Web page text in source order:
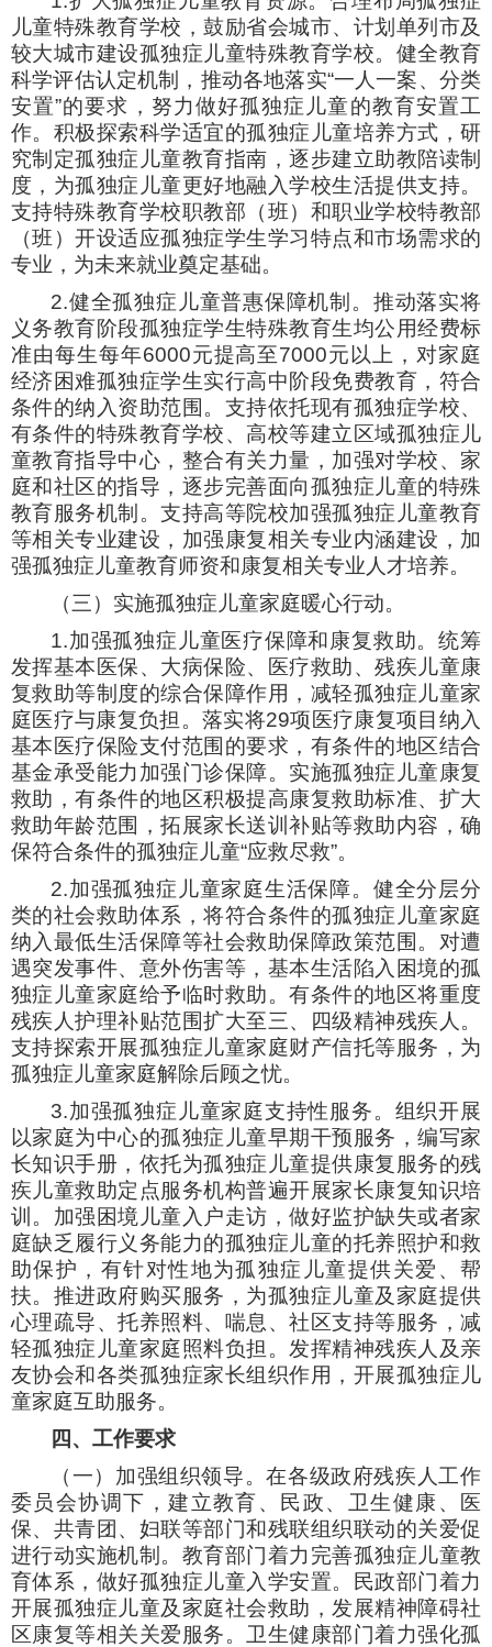
儿童特殊教育学校，鼓励省会城市、计划单列市及
较大城市建设孤独症儿童特殊教育学校。健全教育
科学评估认定机制，推动各地落实“一人一案、分类
安置”的要求，努力做好孤独症儿童的教育安置工
作。积极探索科学适宜的孤独症儿童培养方式，研
究制定孤独症儿童教育指南，逐步建立助教陪读制
度，为孤独症儿童更好地融入学校生活提供支持。
支持特殊教育学校职教部（班）和职业学校特教部
（班）开设适应孤独症学生学习特点和市场需求的
专业，为未来就业奠定基础。
2.健全孤独症儿童普惠保障机制。推动落实将
义务教育阶段孤独症学生特殊教育生均公用经费标
准由每生每年6000元提高至7000元以上，对家庭
经济困难孤独症学生实行高中阶段免费教育，符合
条件的纳入资助范围。支持依托现有孤独症学校、
有条件的特殊教育学校、高校等建立区域孤独症儿
童教育指导中心，整合有关力量，加强对学校、家
庭和社区的指导，逐步完善面向孤独症儿童的特殊
教育服务机制。支持高等院校加强孤独症儿童教育
等相关专业建设，加强康复相关专业内涵建设，加
强孤独症儿童教育师资和康复相关专业人才培养。
（三）实施孤独症儿童家庭暖心行动。
1.加强孤独症儿童医疗保障和康复救助。统筹
发挥基本医保、大病保险、医疗救助、残疾儿童康
复救助等制度的综合保障作用，减轻孤独症儿童家
庭医疗与康复负担。落实将29项医疗康复项目纳入
基本医疗保险支付范围的要求，有条件的地区结合
基金承受能力加强门诊保障。实施孤独症儿童康复
救助，有条件的地区积极提高康复救助标准、扩大
救助年龄范围，拓展家长送训补贴等救助内容，确
保符合条件的孤独症儿童“应救尽救”。
2.加强孤独症儿童家庭生活保障。健全分层分
类的社会救助体系，将符合条件的孤独症儿童家庭
纳入最低生活保障等社会救助保障政策范围。对遭
遇突发事件、意外伤害等，基本生活陷入困境的孤
独症儿童家庭给予临时救助。有条件的地区将重度
残疾人护理补贴范围扩大至三、四级精神残疾人。
支持探索开展孤独症儿童家庭财产信托等服务，为
孤独症儿童家庭解除后顾之忧。
3.加强孤独症儿童家庭支持性服务。组织开展
以家庭为中心的孤独症儿童早期干预服务，编写家
长知识手册，依托为孤独症儿童提供康复服务的残
疾儿童救助定点服务机构普遍开展家长康复知识培
训。加强困境儿童入户走访，做好监护缺失或者家
庭缺乏履行义务能力的孤独症儿童的托养照护和救
助保护，有针对性地为孤独症儿童提供关爱、帮
扶。推进政府购买服务，为孤独症儿童及家庭提供
心理疏导、托养照料、喘息、社区支持等服务，减
轻孤独症儿童家庭照料负担。发挥精神残疾人及亲
友协会和各类孤独症家长组织作用，开展孤独症儿
童家庭互助服务。
四、工作要求
（一）加强组织领导。在各级政府残疾人工作
委员会协调下，建立教育、民政、卫生健康、医
保、共青团、妇联等部门和残联组织联动的关爱促
进行动实施机制。教育部门着力完善孤独症儿童教
育体系，做好孤独症儿童入学安置。民政部门着力
开展孤独症儿童及家庭社会救助，发展精神障碍社
区康复等相关关爱服务。卫生健康部门着力强化孤